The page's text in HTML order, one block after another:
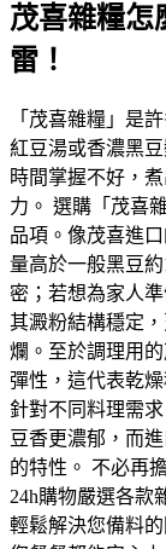
茂喜雜糧怎
雷！
「茂喜雜糧」是
紅豆湯或香濃黑
時間掌握不好，
力。 選購「茂喜
品項。像茂喜進
量高於一般黑豆
密；若想為家人
其澱粉結構穩定
爛。至於調理用
彈性，這代表乾
針對不同料理需
豆香更濃郁，而
的特性。 不必再
24h購物嚴選各款
輕鬆解決您備料